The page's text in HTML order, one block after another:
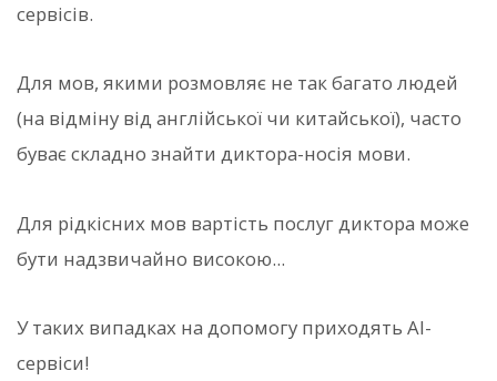
сервісів.
Для мов, якими розмовляє не так багато людей
(на відміну від англійської чи китайської), часто
буває складно знайти диктора-носія мови.
Для рідкісних мов вартість послуг диктора може
бути надзвичайно високою...
У таких випадках на допомогу приходять AI-
сервіси!